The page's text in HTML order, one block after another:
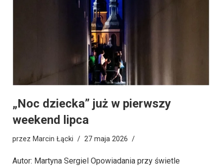
„Noc dziecka” już w pierwszy
weekend lipca
przez Marcin Łącki 27 maja 2026
Autor: Martyna Sergiel Opowiadania przy świetle